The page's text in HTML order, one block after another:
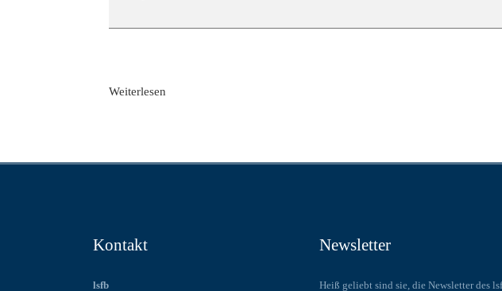
Weiterlesen
Kontakt
lsfb
Newsletter
Heiß geliebt sind sie, die Newsletter des